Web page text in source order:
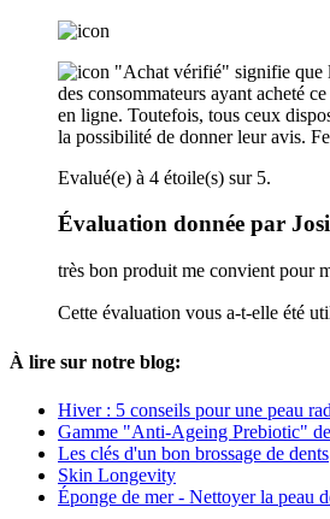
"Achat vérifié" signifie que
des consommateurs ayant acheté
en ligne. Toutefois, tous ceux
la possibilité de donner leur avis.
Evalué(e) à 4 étoile(s) sur 5.
Évaluation donnée par
très bon produit me convient pour
Cette évaluation vous a-t-elle été
À lire sur notre blog:
Hiver : 5 conseils pour une peau
Gamme "Anti-Ageing Prebiotic"
Les clés d'un bon brossage de dents
Skin Longevity
Éponge de mer - Nettoyer la peau